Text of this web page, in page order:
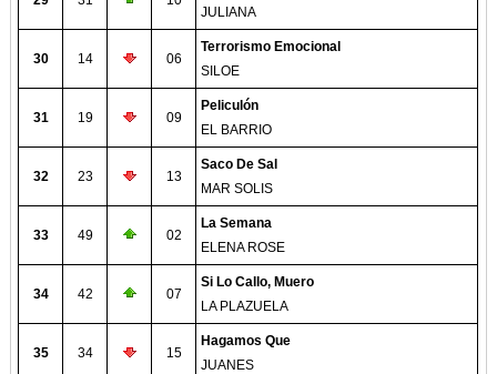
JULIANA
30 14 06
Terrorismo Emocional
SILOE
31 19 09
Peliculón
EL BARRIO
32 23 13
Saco De Sal
MAR SOLIS
33 49 02
La Semana
ELENA ROSE
34 42 07
Si Lo Callo, Muero
LA PLAZUELA
35 34 15
Hagamos Que
JUANES